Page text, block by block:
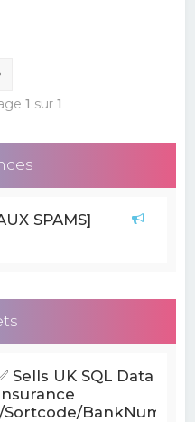
r
1 sur 1
SPAMS]
Sells UK SQL Data
BankNum